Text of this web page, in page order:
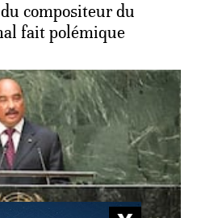
compositeur du
fait polémique